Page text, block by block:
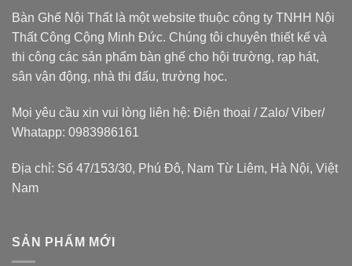
Bàn Ghế Nội Thất là một website thuộc công ty TNHH Nội
Thất Công Cộng Minh Đức. Chúng tôi chuyên thiết kế và
thi công các sản phẩm bàn ghế cho hội trường, rạp hát,
sân vận động, nhà thi đấu, trường học.
Mọi yêu cầu xin vui lòng liên hệ: Điện thoại / Zalo/ Viber/
Whatapp: 0983986161
Địa chỉ: Số 47/153/30, Phú Đô, Nam Từ Liêm, Hà Nội, Việt
Nam
SẢN PHẨM MỚI